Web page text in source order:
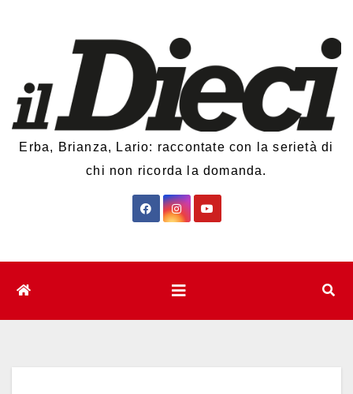
Erba, Brianza, Lario: raccontate con la serietà di
chi non ricorda la domanda.